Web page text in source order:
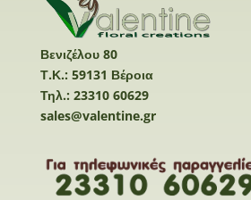
Βενιζέλου 80
Τ.Κ.: 59131 Βέροια
Τηλ.: 23310 60629
sales@valentine.gr